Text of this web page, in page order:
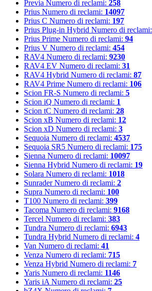
Previa Numero di reclami: 258
Prius Numero di reclami: 14097
Prius C Numero di reclami: 197
Prius Plug-in Hybrid Numero di reclami:
Prius Prime Numero di reclami: 94
Prius V Numero di reclami: 454
RAV4 Numero di reclami: 9230
RAV4 EV Numero di reclami: 31
RAV4 Hybrid Numero di reclami: 87
RAV4 Prime Numero di reclami: 106
Scion FR-S Numero di reclami: 5
Scion iQ Numero di reclami: 1
Scion tC Numero di reclami: 28
Scion xB Numero di reclami: 12
Scion xD Numero di reclami: 3
Sequoia Numero di reclami: 4537
Sequoia SR5 Numero di reclami: 175
Sienna Numero di reclami: 10097
Sienna Hybrid Numero di reclami: 19
Solara Numero di reclami: 1018
Sunrader Numero di reclami: 2
Supra Numero di reclami: 100
T100 Numero di reclami: 399
Tacoma Numero di reclami: 9168
Tercel Numero di reclami: 383
Tundra Numero di reclami: 6943
Tundra Hybrid Numero di reclami: 4
Van Numero di reclami: 41
Venza Numero di reclami: 715
Venza Hybrid Numero di reclami: 7
Yaris Numero di reclami: 1146
Yaris iA Numero di reclami: 25